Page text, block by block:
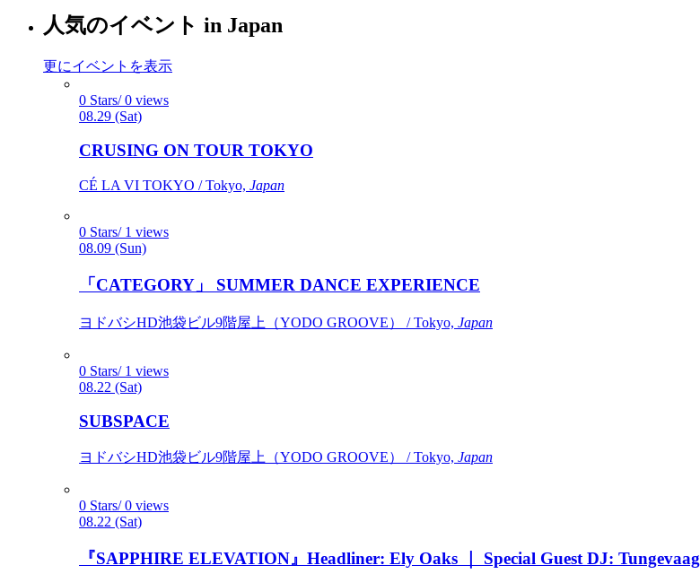
人気のイベント in Japan
更にイベントを表示
0 Stars/ 0 views
08.29 (Sat)
CRUSING ON TOUR TOKYO
CÉ LA VI TOKYO / Tokyo, Japan
0 Stars/ 1 views
08.09 (Sun)
「CATEGORY」 SUMMER DANCE EXPERIENCE
ヨドバシHD池袋ビル9階屋上（YODO GROOVE） / Tokyo, Japan
0 Stars/ 1 views
08.22 (Sat)
SUBSPACE
ヨドバシHD池袋ビル9階屋上（YODO GROOVE） / Tokyo, Japan
0 Stars/ 0 views
08.22 (Sat)
『SAPPHIRE ELEVATION』Headliner: Ely Oaks ｜ Special Guest DJ: Tungevaag